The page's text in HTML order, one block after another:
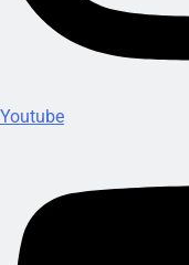
Youtube